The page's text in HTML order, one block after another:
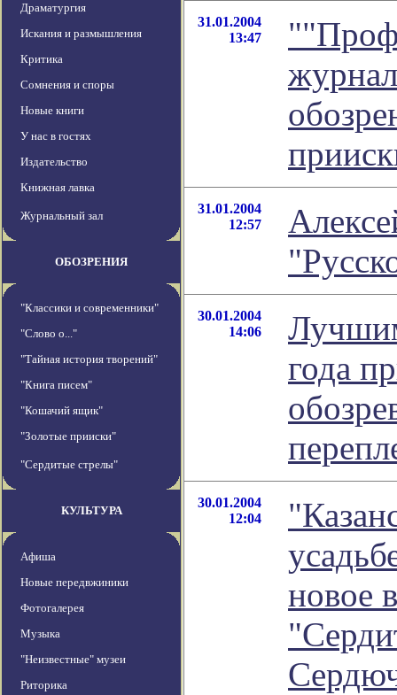
Драматургия
Искания и размышления
Критика
Сомнения и споры
Новые книги
У нас в гостях
Издательство
Книжная лавка
Журнальный зал
ОБОЗРЕНИЯ
"Классики и современники"
"Слово о..."
"Тайная история творений"
"Книга писем"
"Кошачий ящик"
"Золотые прииски"
"Сердитые стрелы"
КУЛЬТУРА
Афиша
Новые передвжиники
Фотогалерея
Музыка
"Неизвестные" музеи
Риторика
31.01.2004
13:47
31.01.2004
12:57
30.01.2004
14:06
года
30.01.2004
12:04
новое